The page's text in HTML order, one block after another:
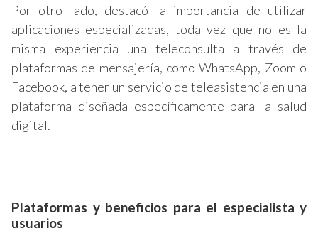
Por otro lado, destacó la importancia de utilizar
aplicaciones especializadas, toda vez que no es la
misma experiencia una teleconsulta a través de
plataformas de mensajería, como WhatsApp, Zoom o
Facebook, a tener un servicio de teleasistencia en una
plataforma diseñada específicamente para la salud
digital.
Plataformas y beneficios para el especialista y
usuarios